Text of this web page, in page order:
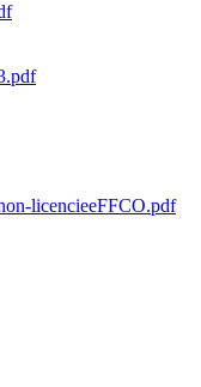
licencieeFFCO.pdf